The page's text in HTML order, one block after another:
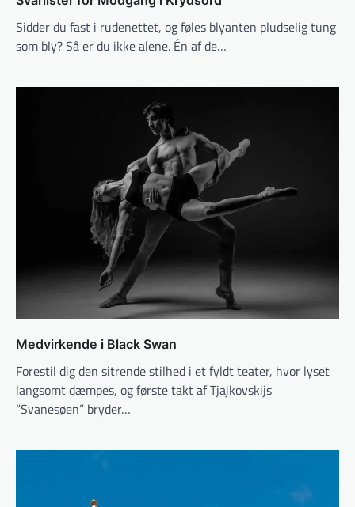
Sidder du fast i rudenettet, og føles blyanten pludselig tung
som bly? Så er du ikke alene. Én af de…
Medvirkende i Black Swan
Forestil dig den sitrende stilhed i et fyldt teater, hvor lyset
langsomt dæmpes, og første takt af Tjajkovskijs
“Svanesøen” bryder…